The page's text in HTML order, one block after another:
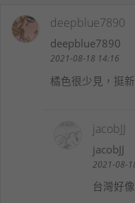
deepblue7890
deepblue7890
2021-08-18 14:16
橘色很少見，挺
jacobJJ
jacobJJ
2021-08-
台灣好